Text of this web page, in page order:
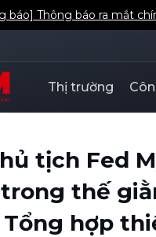
báo] Thông báo ra mắt
Thị trường
tịch Fed
thế
Tổng hợp